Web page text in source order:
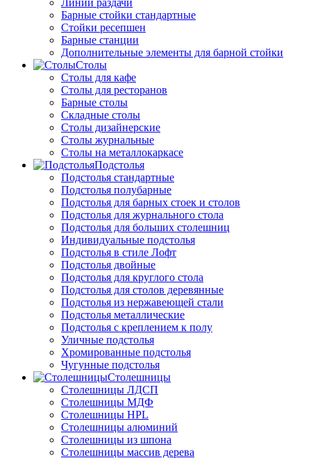
Линии раздачи
Барные стойки стандартные
Стойки ресепшен
Барные станции
Дополнительные элементы для барной стойки
Столы
Столы для кафе
Столы для ресторанов
Барные столы
Складные столы
Столы дизайнерские
Столы журнальные
Столы на металлокаркасе
Подстолья
Подстолья стандартные
Подстолья полубарные
Подстолья для барных стоек и столов
Подстолья для журнального стола
Подстолья для больших столешниц
Индивидуальные подстолья
Подстолья в стиле Лофт
Подстолья двойные
Подстолья для круглого стола
Подстолья для столов деревянные
Подстолья из нержавеющей стали
Подстолья металлические
Подстолья с креплением к полу
Уличные подстолья
Хромированные подстолья
Чугунные подстолья
Столешницы
Столешницы ЛДСП
Столешницы МДФ
Столешницы HPL
Столешницы алюминий
Столешницы из шпона
Столешницы массив дерева